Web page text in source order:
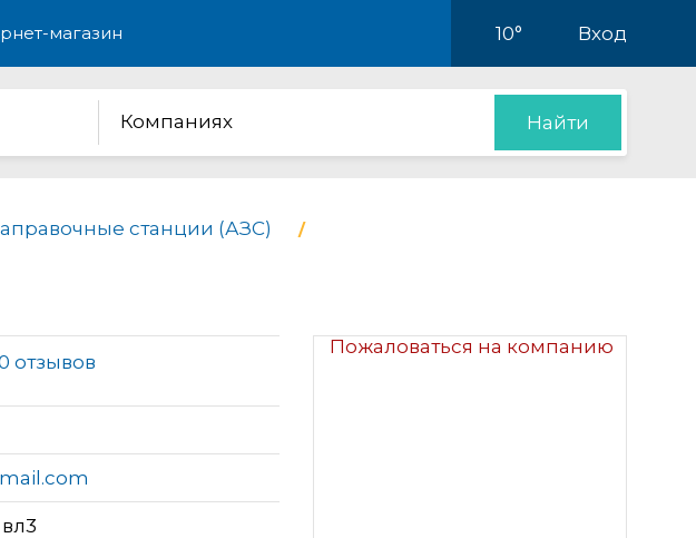
магазин 10° Вход
Компаниях Найти
станции (АЗС)
Пожаловаться на компанию
отзывов